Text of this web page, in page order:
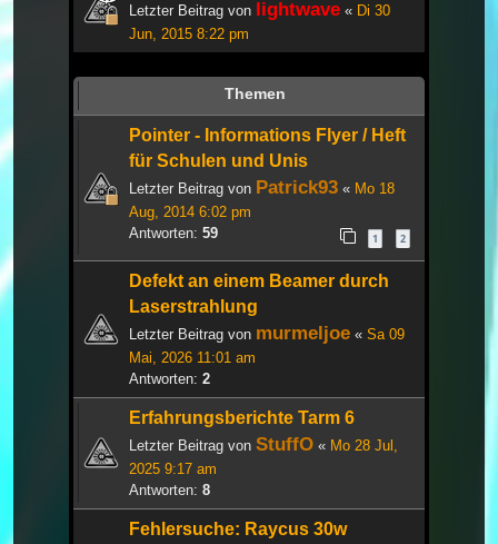
Letzter Beitrag von lightwave « Di 30
Jun, 2015 8:22 pm
Themen
Pointer - Informations Flyer / Heft
für Schulen und Unis
Letzter Beitrag von Patrick93 « Mo 18
Aug, 2014 6:02 pm
Antworten: 59 1 2
Defekt an einem Beamer durch
Laserstrahlung
Letzter Beitrag von murmeljoe « Sa 09
Mai, 2026 11:01 am
Antworten: 2
Erfahrungsberichte Tarm 6
Letzter Beitrag von StuffO « Mo 28 Jul,
2025 9:17 am
Antworten: 8
Fehlersuche: Raycus 30w